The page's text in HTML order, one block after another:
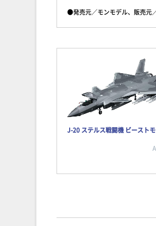
●発売元／モンモデル、販売
J-20 ステルス戦闘機 ビースト